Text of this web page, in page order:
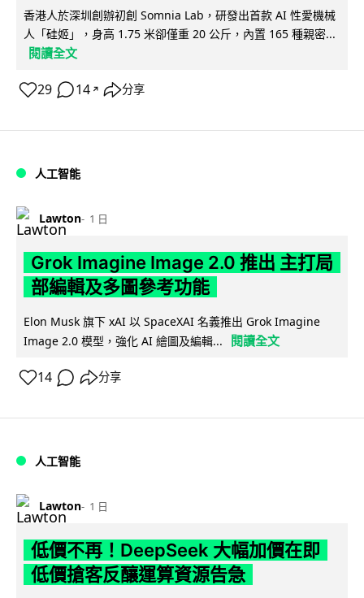
香港人於深圳創辦初創 Somnia Lab，研發出首款 AI 性愛機械
人「硅姬」，身高 1.75 米卻僅重 20 公斤，內置 165 種親密...
閱讀全文
29 14 ↗ 分享
人工智能
Lawton 1 日
Grok Imagine Image 2.0 推出 主打局
部編輯及多圖參考功能
Elon Musk 旗下 xAI 以 SpaceXAI 名義推出 Grok Imagine
Image 2.0 模型，強化 AI 繪圖及編輯...
閱讀全文
14 分享
人工智能
Lawton 1 日
低價不再！DeepSeek 大幅加價在即
低價搶客反釀運算資源告急